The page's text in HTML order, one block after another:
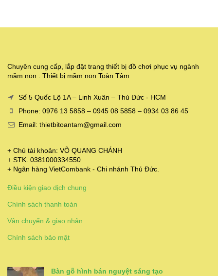
Chuyên cung cấp, lắp đặt trang thiết bị đồ chơi phục vụ ngành
mầm non : Thiết bị mầm non Toàn Tâm
Số 5 Quốc Lộ 1A – Linh Xuân – Thủ Đức - HCM
Phone: 0976 13 5858 – 0945 08 5858 – 0934 03 86 45
Email: thietbitoantam@gmail.com
+ Chủ tài khoản: VÕ QUANG CHÁNH
+ STK: 0381000334550
+ Ngân hàng VietCombank - Chi nhánh Thủ Đức.
Điều kiện giao dịch chung
Chính sách thanh toán
Vận chuyển & giao nhận
Chính sách bảo mật
Bàn gỗ hình bán nguyệt sáng tạo